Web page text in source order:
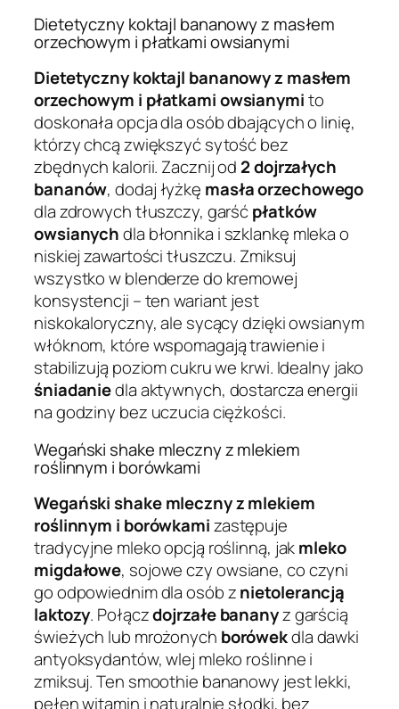
Dietetyczny koktajl bananowy z masłem
orzechowym i płatkami owsianymi
Dietetyczny koktajl bananowy z masłem
orzechowym i płatkami owsianymito
doskonała opcja dla osób dbających o linię,
którzy chcą zwiększyć sytość bez
zbędnych kalorii. Zacznij od 2 dojrzałych
bananów, dodaj łyżkę masła orzechowego
dla zdrowych tłuszczy, garśćpłatków
owsianychdla błonnika i szklankę mleka o
niskiej zawartości tłuszczu. Zmiksuj
wszystko w blenderze do kremowej
konsystencji – ten wariant jest
niskokaloryczny, ale sycący dzięki owsianym
włóknom, które wspomagają trawienie i
stabilizują poziom cukru we krwi. Idealny jako
śniadaniedla aktywnych, dostarcza energii
na godziny bez uczucia ciężkości.
Wegański shake mleczny z mlekiem
roślinnym i borówkami
Wegański shake mleczny z mlekiem
roślinnym i borówkamizastępuje
tradycyjne mleko opcją roślinną, jakmleko
migdałowe, sojowe czy owsiane, co czyni
go odpowiednim dla osób znietolerancją
laktozy. Połączdojrzałe bananyz garścią
świeżych lub mrożonych borówekdla dawki
antyoksydantów, wlej mleko roślinne i
zmiksuj. Ten smoothie bananowy jest lekki,
pełen witamin i naturalnie słodki, bez